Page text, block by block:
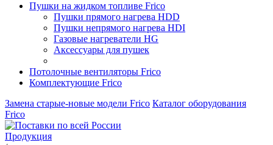
Пушки на жидком топливе Frico
Пушки прямого нагрева HDD
Пушки непрямого нагрева HDI
Газовые нагреватели HG
Аксессуары для пушек
Потолочные вентиляторы Frico
Комплектующие Frico
Замена старые-новые модели Frico Каталог оборудования
Frico
Продукция